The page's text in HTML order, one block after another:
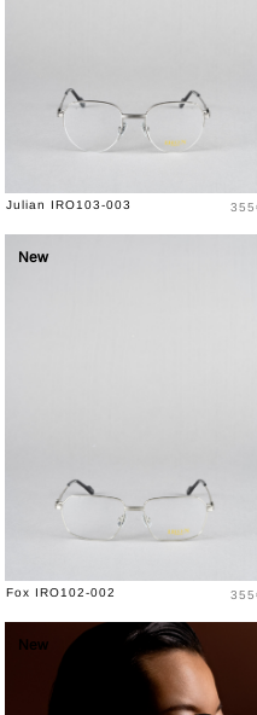
Julian IRO103-003
New
Fox IRO102-002
New